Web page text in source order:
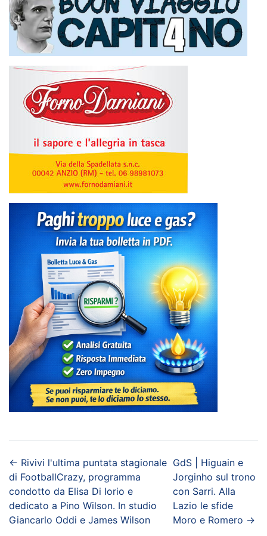
← Rivivi l'ultima puntata stagionale
di FootballCrazy, programma
condotto da Elisa Di Iorio e
dedicato a Pino Wilson. In studio
Giancarlo Oddi e James Wilson
GdS | Higuain e
Jorginho sul trono
con Sarri. Alla
Lazio le sfide
Moro e Romero →